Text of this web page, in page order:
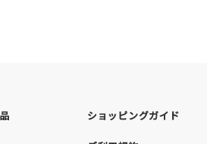
ショッピングガイド